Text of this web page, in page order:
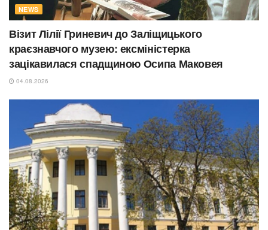
NEWS
Візит Лілії Гриневич до Заліщицького
краєзнавчого музею: ексміністерка
зацікавилася спадщиною Осипа Маковея
04.08.2026